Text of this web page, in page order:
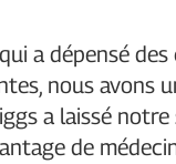
a dépensé
nous avons
a laissé
de